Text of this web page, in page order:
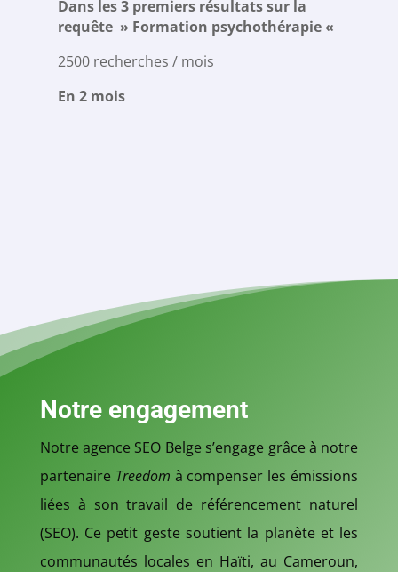
Dans les 3 premiers résultats sur la
requête » Formation psychothérapie «
2500 recherches / mois
En 2 mois
Notre engagement
Notre agence SEO Belge s’engage grâce à notre
partenaire Treedom à compenser les émissions
liées à son travail de référencement naturel
(SEO). Ce petit geste soutient la planète et les
communautés locales en Haïti, au Cameroun,